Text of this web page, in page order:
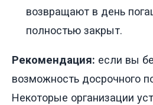
возвращают в день
полностью закрыт.
Рекомендация: если вы
возможность досрочного
Некоторые организации